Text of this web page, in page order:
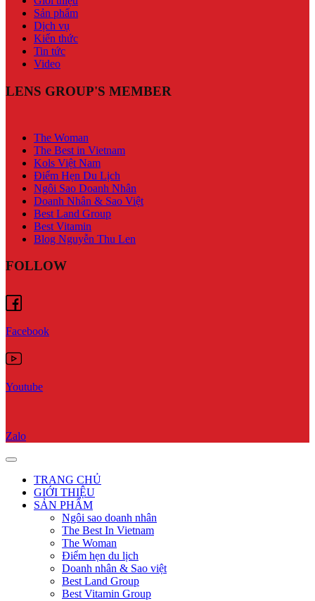
Sản phẩm
Dịch vụ
Kiến thức
Tin tức
Video
LENS GROUP'S MEMBER
The Woman
The Best in Vietnam
Kols Việt Nam
Điểm Hẹn Du Lịch
Ngôi Sao Doanh Nhân
Doanh Nhân & Sao Việt
Best Land Group
Best Vitamin
Blog Nguyễn Thu Len
FOLLOW
Facebook
Youtube
Zalo
TRANG CHỦ
GIỚI THIỆU
SẢN PHẨM
Ngôi sao doanh nhân
The Best In Vietnam
The Woman
Điểm hẹn du lịch
Doanh nhân & Sao việt
Best Land Group
Best Vitamin Group